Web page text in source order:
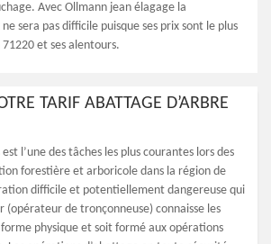
Avec Ollmann jean élagage la
sera pas difficile puisque ses prix sont le plus
et ses alentours.
TARIF ABATTAGE D’ARBRE
l’une des tâches les plus courantes lors des
forestière et arboricole dans la région de
difficile et potentiellement dangereuse qui
(opérateur de tronçonneuse) connaisse les
physique et soit formé aux opérations